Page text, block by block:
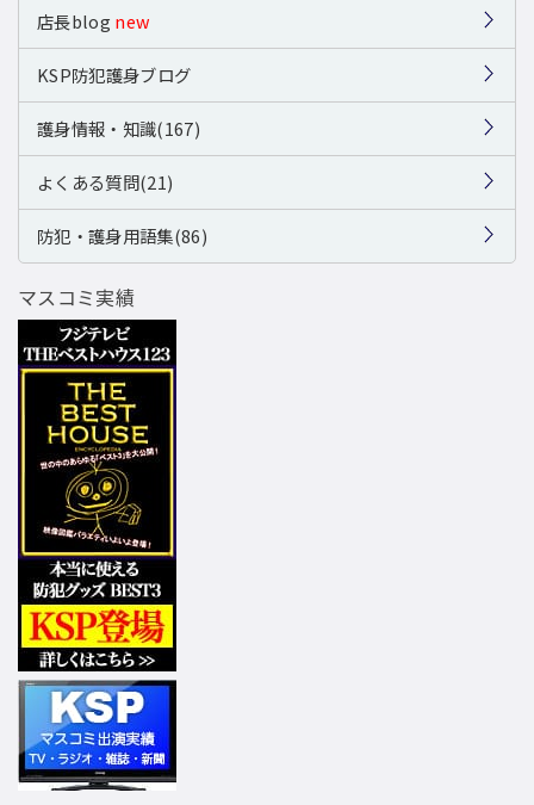
店長blog new
KSP防犯護身ブログ
護身情報・知識(167)
よくある質問(21)
防犯・護身用語集(86)
マスコミ実績